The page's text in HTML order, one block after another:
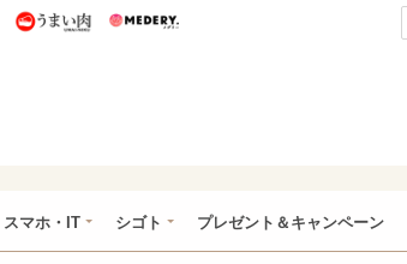
うまいパン うまい肉
スマホ・IT シゴト プレゼント＆キャンペーン